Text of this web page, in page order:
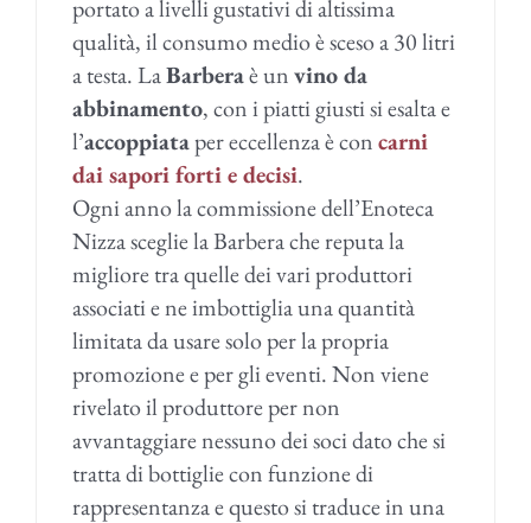
portato a livelli gustativi di altissima
qualità, il consumo medio è sceso a 30 litri
a testa. LaBarberaè unvino da
abbinamento, con i piatti giusti si esalta e
l’accoppiataper eccellenza è concarni
dai sapori forti e decisi.
Ogni anno la commissione dell’Enoteca
Nizza sceglie la Barbera che reputa la
migliore tra quelle dei vari produttori
associati e ne imbottiglia una quantità
limitata da usare solo per la propria
promozione e per gli eventi. Non viene
rivelato il produttore per non
avvantaggiare nessuno dei soci dato che si
tratta di bottiglie con funzione di
rappresentanza e questo si traduce in una